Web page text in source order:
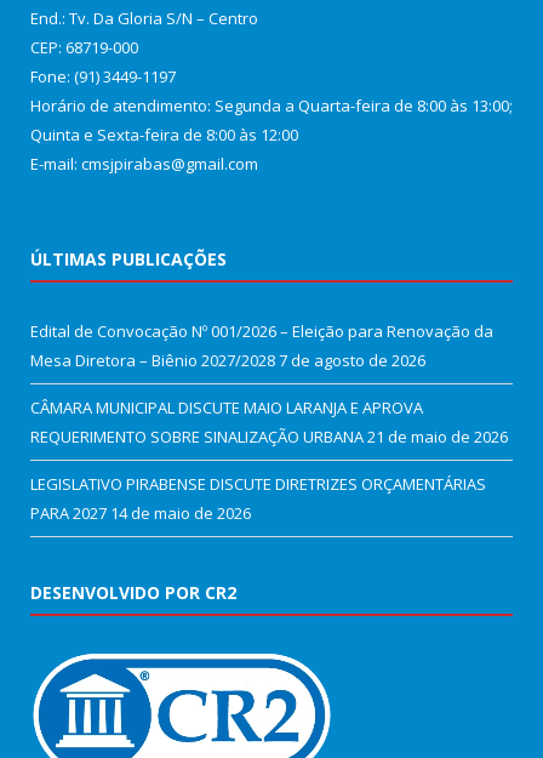
End.: Tv. Da Gloria S/N – Centro
CEP: 68719-000
Fone: (91) 3449-1197
Horário de atendimento: Segunda a Quarta-feira de 8:00 às 13:00;
Quinta e Sexta-feira de 8:00 às 12:00
E-mail: cmsjpirabas@gmail.com
ÚLTIMAS PUBLICAÇÕES
Edital de Convocação Nº 001/2026 – Eleição para Renovação da
Mesa Diretora – Biênio 2027/20287 de agosto de 2026
CÂMARA MUNICIPAL DISCUTE MAIO LARANJA E APROVA
REQUERIMENTO SOBRE SINALIZAÇÃO URBANA21 de maio de 2026
LEGISLATIVO PIRABENSE DISCUTE DIRETRIZES ORÇAMENTÁRIAS
PARA 2027 14 de maio de 2026
DESENVOLVIDO POR CR2